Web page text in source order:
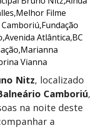
Nitz, localizado
Camboriú,
na noite deste
a